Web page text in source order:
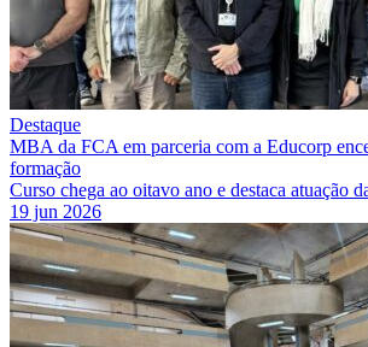
Destaque
MBA da FCA em parceria com a Educorp
formação
Curso chega ao oitavo ano e destaca atuação
19 jun 2026